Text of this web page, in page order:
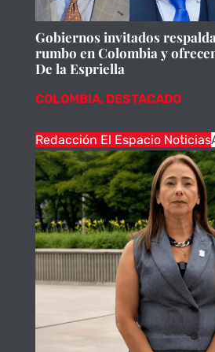
Gobiernos invitados
rumbo en Colombia y
De la Espriella
COLOMBIA, DESTACADO
Redacción El Espacio Noticias